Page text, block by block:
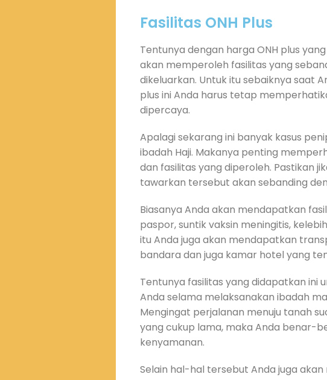
Fasilitas ONH Plus
Tentunya dengan harga ONH plus
akan memperoleh fasilitas yang
dikeluarkan. Untuk itu sebaiknya saat
plus ini Anda harus tetap
dipercaya.
Apalagi sekarang ini banyak kasus
ibadah Haji. Makanya penting
dan fasilitas yang diperoleh. Pastikan
tawarkan tersebut akan sebanding
Biasanya Anda akan mendapatkan
paspor, suntik vaksin meningitis,
itu Anda juga akan mendapatkan
bandara dan juga kamar hotel yang
Tentunya fasilitas yang didapatkan ini
Anda selama melaksanakan ibadah
Mengingat perjalanan menuju tanah
yang cukup lama, maka Anda benar-
kenyamanan.
Selain hal-hal tersebut Anda juga